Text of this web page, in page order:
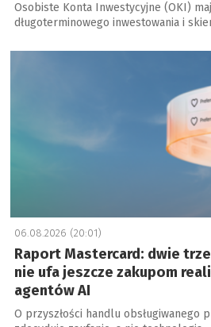
Osobiste Konta Inwestycyjne (OKI)
długoterminowego inwestowania i
a
06.08.2026 (20:01)
Raport Mastercard: dwie
nie ufa jeszcze zakupom
agentów AI
O przyszłości handlu obsługiwanego